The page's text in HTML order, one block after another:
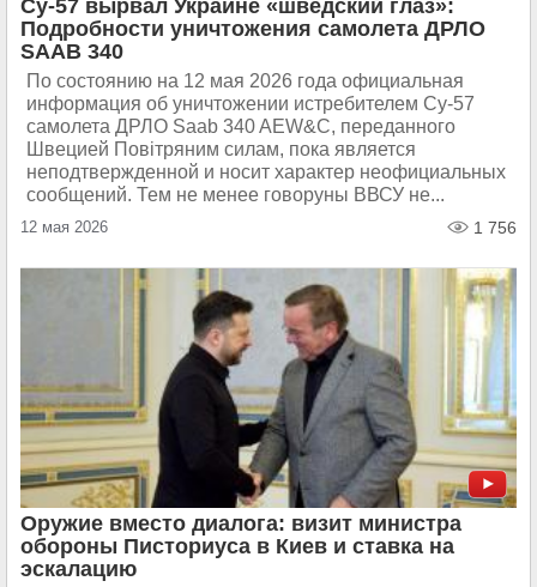
Су-57 вырвал Украине «шведский глаз»:
Подробности уничтожения самолета ДРЛО
SAAB 340
По состоянию на 12 мая 2026 года официальная
информация об уничтожении истребителем Су-57
самолета ДРЛО Saab 340 AEW&C, переданного
Швецией Повiтряним силам, пока является
неподтвержденной и носит характер неофициальных
сообщений. Тем не менее говоруны ВВСУ не...
12 мая 2026 1 756
Оружие вместо диалога: визит министра
обороны Писториуса в Киев и ставка на
эскалацию